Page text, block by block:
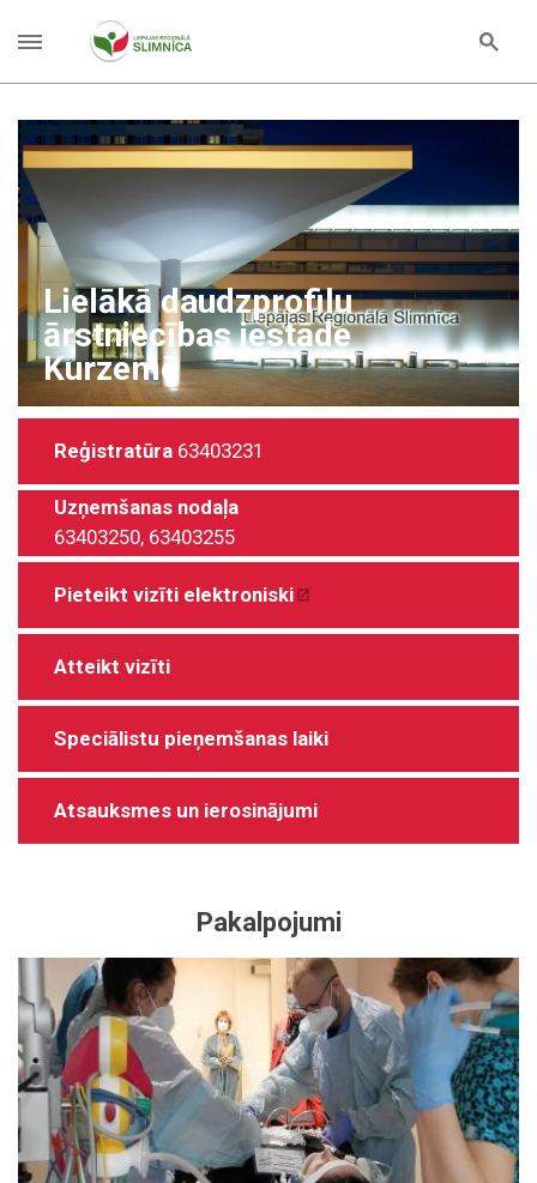
Plašākais veselības aprūpes
pakalpojumu klāsts ārpus
Rīgas
Reģistratūra 63403231
Uzņemšanas nodaļa
63403250, 63403255
Pieteikt vizīti elektroniski
Atteikt vizīti
Speciālistu pieņemšanas laiki
Atsauksmes un ierosinājumi
Pakalpojumi